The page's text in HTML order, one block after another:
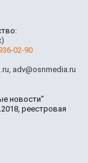
02-90
adv@osnmedia.ru
новости"
реестровая